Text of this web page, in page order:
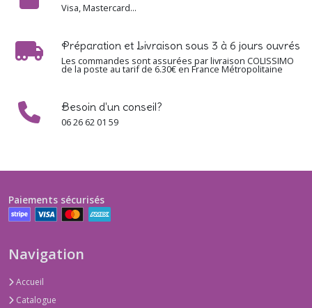
Visa, Mastercard...
Préparation et Livraison sous 3 à 6 jours ouvrés
Les commandes sont assurées par livraison COLISSIMO
de la poste au tarif de 6.30€ en France Métropolitaine
Besoin d'un conseil?
06 26 62 01 59
Paiements sécurisés
Navigation
Accueil
Catalogue